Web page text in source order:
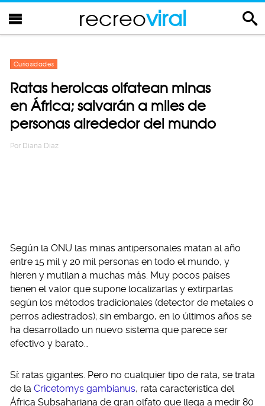
recreoviral
Curiosidades
Ratas heroicas olfatean minas
en África; salvarán a miles de
personas alrededor del mundo
Por Diana Diaz
Según la ONU las minas antipersonales matan al año
entre 15 mil y 20 mil personas en todo el mundo, y
hieren y mutilan a muchas más. Muy pocos países
tienen el valor que supone localizarlas y extirparlas
según los métodos tradicionales (detector de metales o
perros adiestrados); sin embargo, en lo últimos años se
ha desarrollado un nuevo sistema que parece ser
efectivo y barato…
Sí: ratas gigantes. Pero no cualquier tipo de rata, se trata
de la Cricetomys gambianus, rata característica del
África Subsahariana de gran olfato que llega a medir 80